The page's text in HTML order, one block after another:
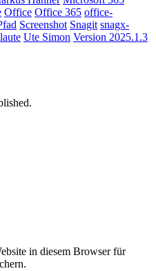
Office Office 365 office-
Screenshot Snagit snagx-
Ute Simon Version 2025.1.3
in diesem Browser für